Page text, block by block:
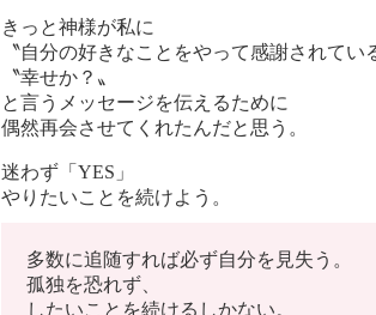
きっと神様が私に
〝自分の好きなことをやって感謝されてい
〝幸せか？〟
と言うメッセージを伝えるために
偶然再会させてくれたんだと思う。
迷わず「YES」
やりたいことを続けよう。
多数に追随すれば必ず自分を見失う。
孤独を恐れず、
したいことを続けるしかない。